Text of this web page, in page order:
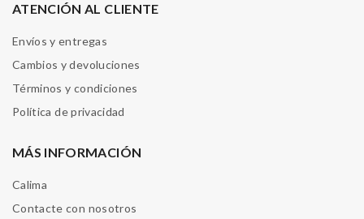
ATENCIÓN AL CLIENTE
Envíos y entregas
Cambios y devoluciones
Términos y condiciones
Política de privacidad
MÁS INFORMACIÓN
Calima
Contacte con nosotros